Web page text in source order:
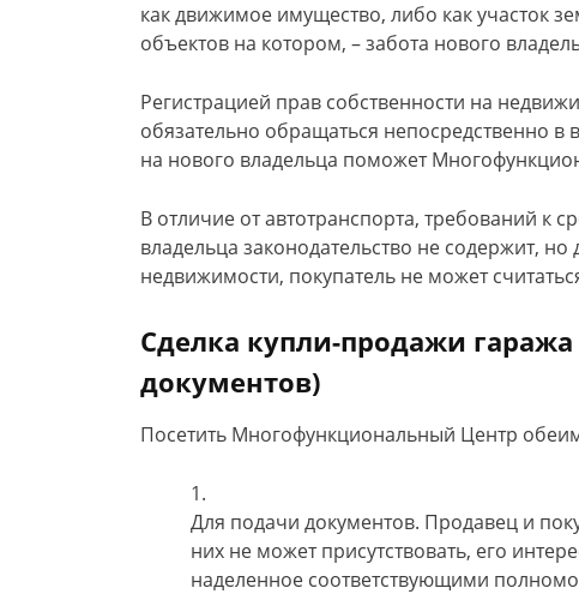
как движимое имущество, либо как участок
объектов на котором, – забота нового
Регистрацией прав собственности на
обязательно обращаться непосредственно
на нового владельца поможет
В отличие от автотранспорта, требований к
владельца законодательство не содержит,
недвижимости, покупатель не может
Сделка купли-продажи
документов)
Посетить Многофункциональный Центр
Для подачи документов. Продавец и
них не может присутствовать, его
наделенное соответствующими